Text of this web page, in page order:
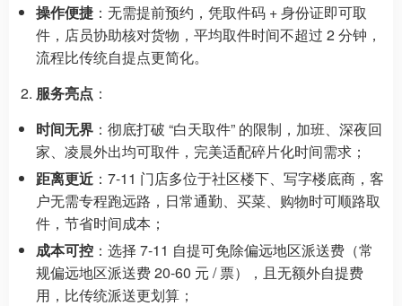
操作便捷 ：无需提前预约，凭取件码 + 身份证即可取
件，店员协助核对货物，平均取件时间不超过 2 分钟，
流程比传统自提点更简化。
服务亮点 ：
时间无界 ：彻底打破 “白天取件” 的限制，加班、深夜回
家、凌晨外出均可取件，完美适配碎片化时间需求；
距离更近 ：7-11 门店多位于社区楼下、写字楼底商，客
户无需专程跑远路，日常通勤、买菜、购物时可顺路取
件，节省时间成本；
成本可控 ：选择 7-11 自提可免除偏远地区派送费（常
规偏远地区派送费 20-60 元 / 票），且无额外自提费
用，比传统派送更划算；